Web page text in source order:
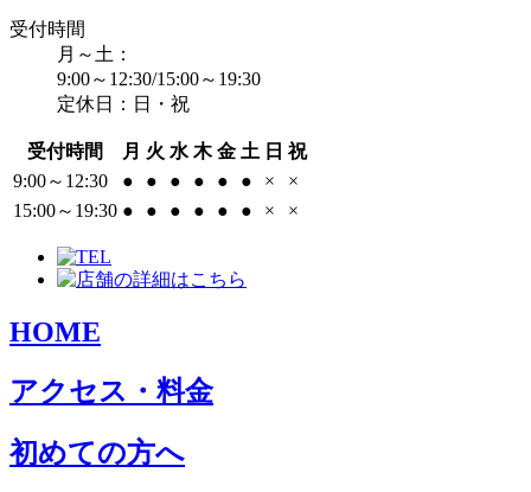
受付時間
月～土：
9:00～12:30/15:00～19:30
定休日：日・祝
受付時間 月 火 水 木 金 土 日 祝
9:00～12:30
● ● ● ● ● ● ×
×
15:00～19:30 ● ● ● ● ● ● × ×
HOME
アクセス・料金
初めての方へ